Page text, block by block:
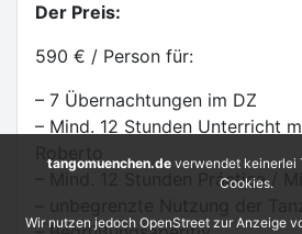
Der Preis:
590 € / Person für:
– 7 Übernachtungen im DZ
– Mind. 12 Stunden Unterricht
Roberto
– Mind. 12 Stunden Práctica /
tangomuenchen.de verwendet keinerlei
Cookies.
Wir nutzen jedoch OpenStreet zur Anzeige